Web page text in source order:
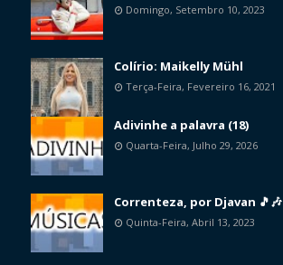
Domingo, Setembro 10, 2023
Colírio: Maikelly Mühl
Terça-Feira, Fevereiro 16, 2021
Adivinhe a palavra (18)
Quarta-Feira, Julho 29, 2026
Correnteza, por Djavan 🎵🎶
Quinta-Feira, Abril 13, 2023